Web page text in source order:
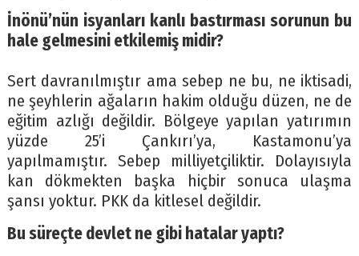
İnönü’nün isyanları kanlı bastırması sorunun bu
hale gelmesini etkilemiş midir?
Sert davranılmıştır ama sebep ne bu, ne iktisadi,
ne şeyhlerin ağaların hakim olduğu düzen, ne de
eğitim azlığı değildir. Bölgeye yapılan yatırımın
yüzde 25’i Çankırı’ya, Kastamonu’ya
yapılmamıştır. Sebep milliyetçiliktir. Dolayısıyla
kan dökmekten başka hiçbir sonuca ulaşma
şansı yoktur. PKK da kitlesel değildir.
Bu süreçte devlet ne gibi hatalar yaptı?